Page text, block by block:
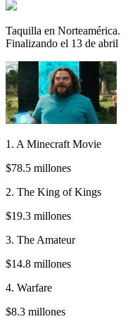
Taquilla en Norteamérica.
Finalizando el 13 de abril
1. A Minecraft Movie
$78.5 millones
2. The King of Kings
$19.3 millones
3. The Amateur
$14.8 millones
4. Warfare
$8.3 millones